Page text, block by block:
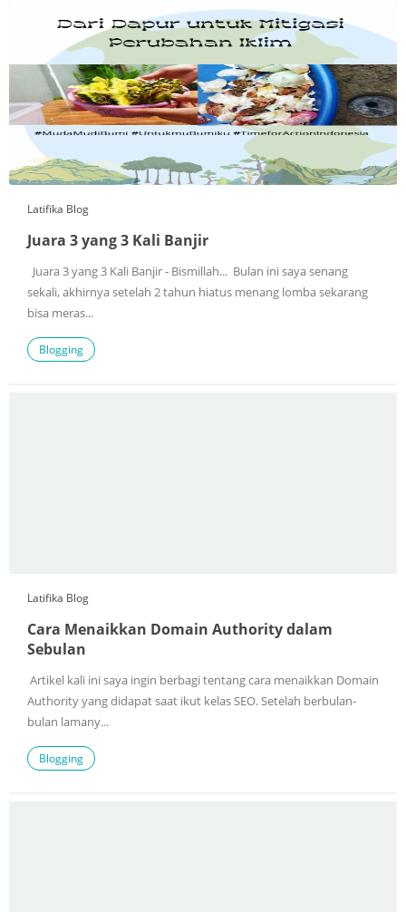
Latifika Blog
Juara 3 yang 3 Kali Banjir
Juara 3 yang 3 Kali Banjir - Bismillah... Bulan ini saya senang
sekali, akhirnya setelah 2 tahun hiatus menang lomba sekarang
bisa meras...
Blogging
Latifika Blog
Cara Menaikkan Domain Authority dalam
Sebulan
Artikel kali ini saya ingin berbagi tentang cara menaikkan Domain
Authority yang didapat saat ikut kelas SEO. Setelah berbulan-
bulan lamany...
Blogging